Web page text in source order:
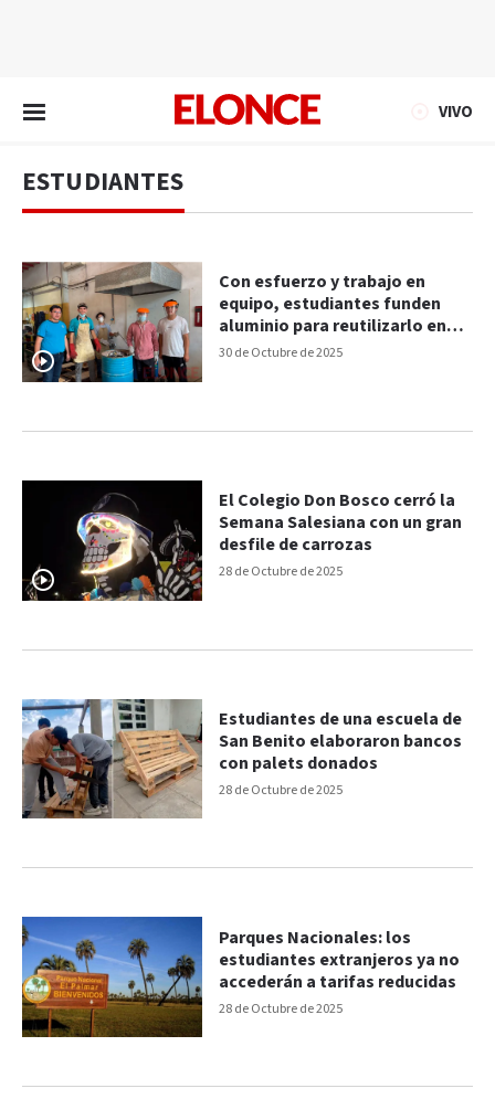
VIVO
ESTUDIANTES
30 de Octubre de 2025
Con esfuerzo y trabajo en
equipo, estudiantes funden
aluminio para reutilizarlo en
clase
28 de Octubre de 2025
El Colegio Don Bosco cerró la
Semana Salesiana con un gran
desfile de carrozas
28 de Octubre de 2025
Estudiantes de una escuela de
San Benito elaboraron bancos
con palets donados
28 de Octubre de 2025
Parques Nacionales: los
estudiantes extranjeros ya no
accederán a tarifas reducidas